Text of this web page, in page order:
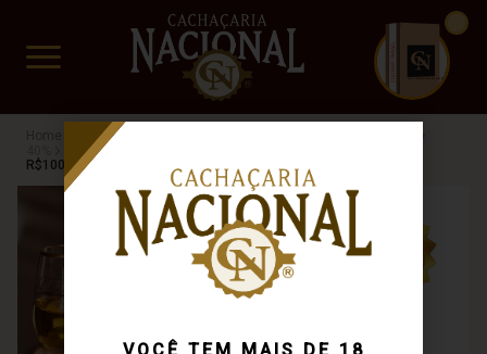
www.cachacarianacional.com.br
CUIDADO FRÁGIL
Cachaça
Busca: carvalho
R$100 a R$200